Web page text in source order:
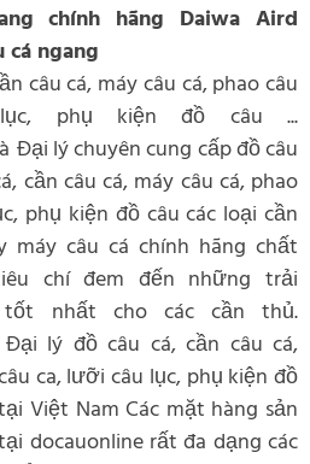
chính hãng Daiwa Aird
cá ngang
câu cá, máy câu cá, phao câu
phụ kiện đồ câu ...
Đại lý chuyên cung cấp đồ câu
cần câu cá, máy câu cá, phao
phụ kiện đồ câu các loại cần
máy câu cá chính hãng chất
chí đem đến những trải
nhất cho các cần thủ.
Đại lý đồ câu cá, cần câu cá,
ca, lưỡi câu lục, phụ kiện đồ
Việt Nam Các mặt hàng sản
docauonline rất đa dạng các